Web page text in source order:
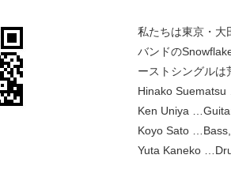
私たちは東京・大
バンドの
ーストシングル
Hinako
Ken Uniya
Koyo Sato
Yuta Kaneko